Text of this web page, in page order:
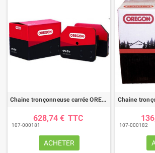
Chaine tronçonneuse carrée OREGON 75EXL /pas 3/8"PRO / jauge .063"(1.6mm) - rouleau 100 pieds
628,74 € TTC
107-000181
ACHETER
107-000182